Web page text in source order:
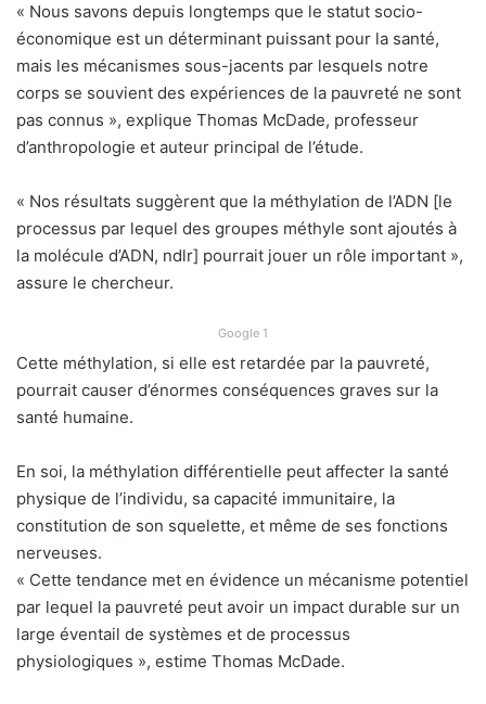
« Nous savons depuis longtemps que le statut socio-
économique est un déterminant puissant pour la santé,
mais les mécanismes sous-jacents par lesquels notre
corps se souvient des expériences de la pauvreté ne sont
pas connus », explique Thomas McDade, professeur
d’anthropologie et auteur principal de l’étude.
« Nos résultats suggèrent que la méthylation de l’ADN [le
processus par lequel des groupes méthyle sont ajoutés à
la molécule d’ADN, ndlr] pourrait jouer un rôle important »,
assure le chercheur.
Google 1
Cette méthylation, si elle est retardée par la pauvreté,
pourrait causer d’énormes conséquences graves sur la
santé humaine.
En soi, la méthylation différentielle peut affecter la santé
physique de l’individu, sa capacité immunitaire, la
constitution de son squelette, et même de ses fonctions
nerveuses.
« Cette tendance met en évidence un mécanisme potentiel
par lequel la pauvreté peut avoir un impact durable sur un
large éventail de systèmes et de processus
physiologiques », estime Thomas McDade.